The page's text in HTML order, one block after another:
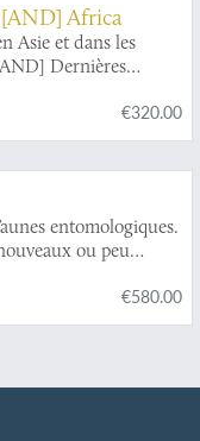
Africa
Asie et dans les
Dernières
€320.00
entomologiques.
ou peu
€580.00